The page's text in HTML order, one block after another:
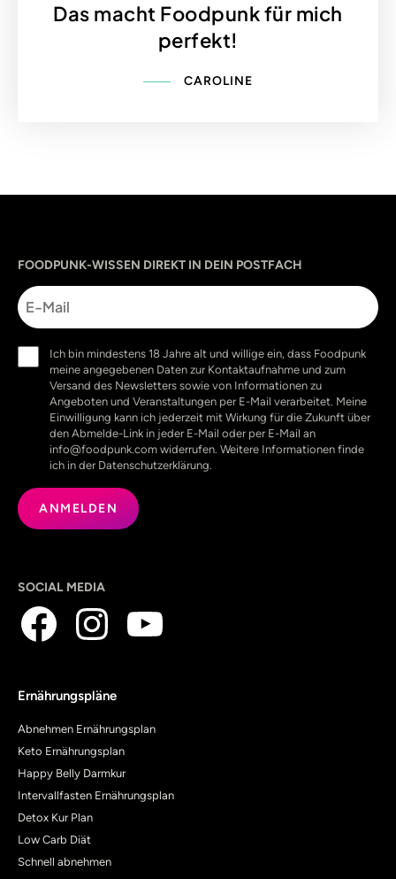
Das macht Foodpunk für mich
perfekt!
CAROLINE
FOODPUNK-WISSEN DIREKT IN DEIN POSTFACH
E-
Mail
(erforderlich)
Ich bin mindestens 18 Jahre alt und willige ein, dass Foodpunk
meine angegebenen Daten zur Kontaktaufnahme und zum
Versand des Newsletters sowie von Informationen zu
Angeboten und Veranstaltungen per E-Mail verarbeitet. Meine
Einwilligung kann ich jederzeit mit Wirkung für die Zukunft über
den Abmelde-Link in jeder E-Mail oder per E-Mail an
info@foodpunk.com widerrufen. Weitere Informationen finde
ich in der Datenschutzerklärung.
SOCIAL MEDIA
Ernährungspläne
Abnehmen Ernährungsplan
Keto Ernährungsplan
Happy Belly Darmkur
Intervallfasten Ernährungsplan
Detox Kur Plan
Low Carb Diät
Schnell abnehmen